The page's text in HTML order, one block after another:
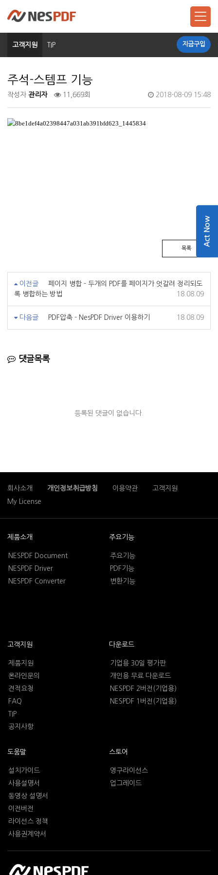
고객지원 TIP 지금구입
주석-스템프 기능
작성자 관리자 11,669회 2018-08-09 15:48
목록
이전글
페이지 병합 - 두개의 PDF를 페이지가 엇갈려 정리되도
록 병합하는 방법
18.08.09
다음글 PDF압축 - NesPDF Driver 이용하기 18.08.09
댓글목록
등록된 댓글이 없습니다.
회사소개 개인정보취급방침 이용약관
고객지원
My License
제품소개
NESPDF Document
NESPDF Driver
NESPDF Converter
주요기능
주요기능
PDF기능
변환기능
고객지원
제품지원
온라인문의
견적요청
FAQ
TIP
공지사항
다운로드
기업용 30일 평가판
개인용 무료 다운로드
NESPDF 2버전(기업용)
NESPDF 1버전(기업용)
도움말
설치가이드
사용설명서
동영상 설명서
이전버전
라이선스 정책
사용권계약서
스토어
영구라이선스
업그레이드
Act Now